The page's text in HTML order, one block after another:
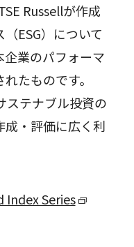
Russellが作成
ESG）について
業のパフォーマ
たものです。
ステナブル投資の
成・評価に広く利
Index Series